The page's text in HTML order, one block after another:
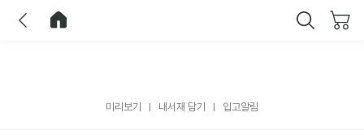
미리보기 내서재 담기 입고알림